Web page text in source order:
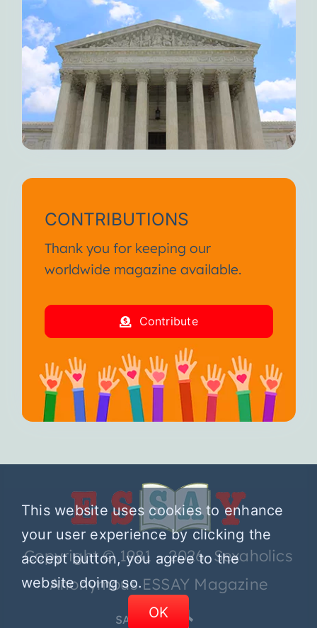
CONTRIBUTIONS
Thank you for keeping our
worldwide magazine available.
Contribute
Copyright © 1981 – 2026 Sexaholics
Anonymous ESSAY Magazine
SA.ORG
This website uses cookies to enhance
your user experience by clicking the
accept button, you agree to the
website doing so.
OK